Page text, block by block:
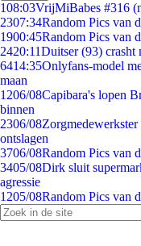
108:03VrijMiBabes #316
2307:34Random Pics van
1900:45Random Pics van
2420:11Duitser (93) crasht
6414:35Onlyfans-model
maan
1206/08Capibara's lopen
binnen
2306/08
ontslagen
3706/08Random Pics van
3405/08Dirk sluit
agressie
1205/08Random Pics van